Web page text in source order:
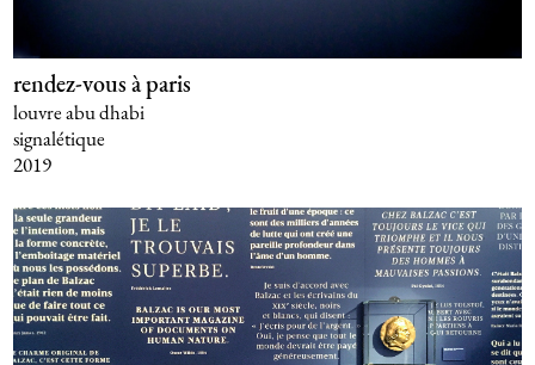
rendez-vous à paris
louvre abu dhabi
signalétique
2019